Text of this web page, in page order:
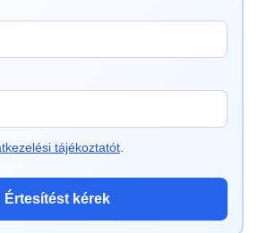
tájékoztatót
Értesítést kérek